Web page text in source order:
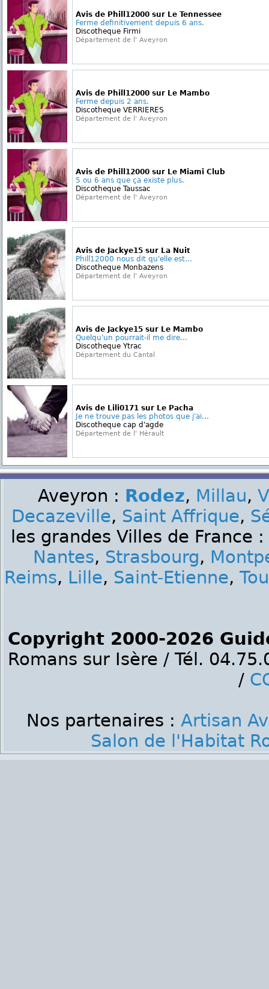
Avis de Phill12000 sur Le Tennessee
Ferme definitivement depuis 6 ans.
Discotheque Firmi
Département de l' Aveyron
Avis de Phill12000 sur Le Mambo
Ferme depuis 2 ans.
Discotheque VERRIERES
Département de l' Aveyron
Avis de Phill12000 sur Le Miami Club
5 ou 6 ans que ça existe plus.
Discotheque Taussac
Département de l' Aveyron
Avis de Jackye15 sur La Nuit
Phill12000 nous dit qu'elle est...
Discotheque Monbazens
Département de l' Aveyron
Avis de Jackye15 sur Le Mambo
Quelqu'un pourrait-il me dire...
Discotheque Ytrac
Département du Cantal
Avis de Lili0171 sur Le Pacha
Je ne trouve pas les photos que j'ai...
Discotheque cap d'agde
Département de l' Hérault
Aveyron : Rodez, Millau,
Decazeville, Saint Affrique,
les grandes Villes de France :
Nantes, Strasbourg,
Reims, Lille, Saint-Etienne,
Copyright 2000-2026
Romans sur Isère / Tél.
/
Nos partenaires : Artisan
Salon de l'Habitat